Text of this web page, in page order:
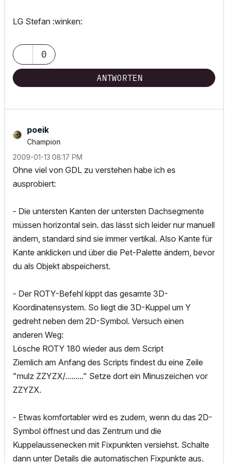
LG Stefan :winken:
0
ANTWORTEN
poeik
Champion
‎2009-01-13 08:17 PM
Ohne viel von GDL zu verstehen habe ich es
ausprobiert:
- Die untersten Kanten der untersten Dachsegmente
müssen horizontal sein. das lässt sich leider nur manuell
ändern, standard sind sie immer vertikal. Also Kante für
Kante anklicken und über die Pet-Palette ändern, bevor
du als Objekt abspeicherst.
- Der ROTY-Befehl kippt das gesamte 3D-
Koordinatensystem. So liegt die 3D-Kuppel um Y
gedreht neben dem 2D-Symbol. Versuch einen
anderen Weg:
Lösche ROTY 180 wieder aus dem Script
Ziemlich am Anfang des Scripts findest du eine Zeile
"mulz ZZYZX/........." Setze dort ein Minuszeichen vor
ZZYZX.
- Etwas komfortabler wird es zudem, wenn du das 2D-
Symbol öffnest und das Zentrum und die
Kuppelaussenecken mit Fixpunkten versiehst. Schalte
dann unter Details die automatischen Fixpunkte aus.